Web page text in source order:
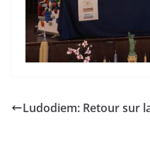
Ludodiem: Retour sur